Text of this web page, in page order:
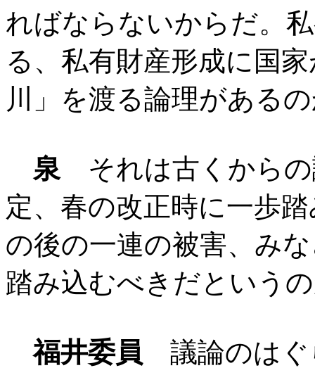
ればならないからだ。
る、私有財産形成に国
川」を渡る論理がある
泉 それは古くからの
定、春の改正時に一歩
の後の一連の被害、み
踏み込むべきだという
福井委員 議論のはぐ